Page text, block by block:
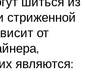
стриженной
от
являются: